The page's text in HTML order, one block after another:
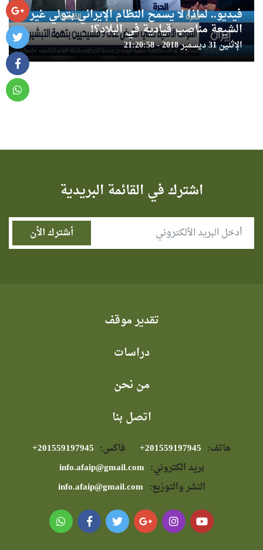
فيديو.. لماذا لا يسمح النظام الإيراني بتولي غير
الشيعة مناصب قيادية في البلاد؟!
الإثنين 31 ديسمبر 2018 - 21:20:58
اشترك في القائمة البريدية
تقدير موقف
دراسات
من نحن
اتصل بنا
هاتف: فاكس:
بريد الكتروني: info.afaip@gmail.com
النشر والتوزيع: info.afaip@gmail.com